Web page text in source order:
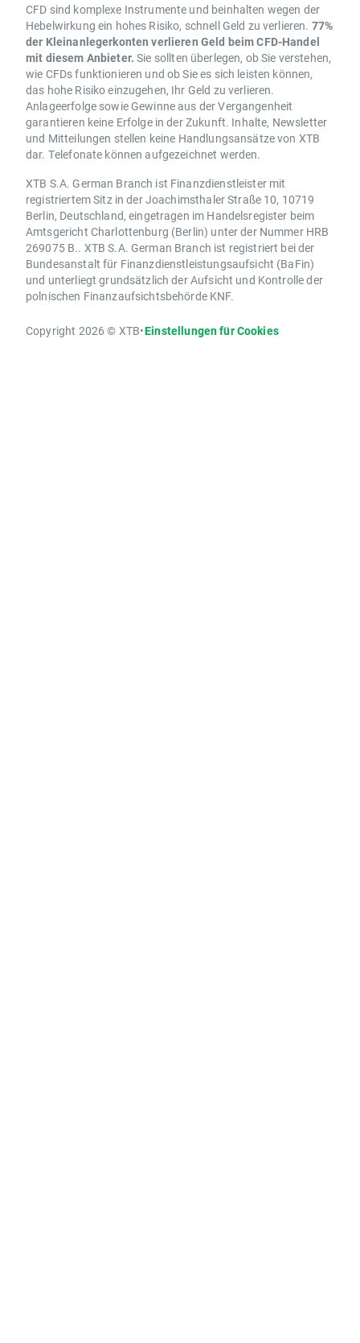
CFD sind komplexe Instrumente und beinhalten wegen der
Hebelwirkung ein hohes Risiko, schnell Geld zu verlieren. 77%
der Kleinanlegerkonten verlieren Geld beim CFD-Handel
mit diesem Anbieter. Sie sollten überlegen, ob Sie verstehen,
wie CFDs funktionieren und ob Sie es sich leisten können,
das hohe Risiko einzugehen, Ihr Geld zu verlieren.
Anlageerfolge sowie Gewinne aus der Vergangenheit
garantieren keine Erfolge in der Zukunft. Inhalte, Newsletter
und Mitteilungen stellen keine Handlungsansätze von XTB
dar. Telefonate können aufgezeichnet werden.
XTB S.A. German Branch ist Finanzdienstleister mit
registriertem Sitz in der Joachimsthaler Straße 10, 10719
Berlin, Deutschland, eingetragen im Handelsregister beim
Amtsgericht Charlottenburg (Berlin) unter der Nummer HRB
269075 B.. XTB S.A. German Branch ist registriert bei der
Bundesanstalt für Finanzdienstleistungsaufsicht (BaFin)
und unterliegt grundsätzlich der Aufsicht und Kontrolle der
polnischen Finanzaufsichtsbehörde KNF.
Copyright 2026 © XTB•Einstellungen für Cookies